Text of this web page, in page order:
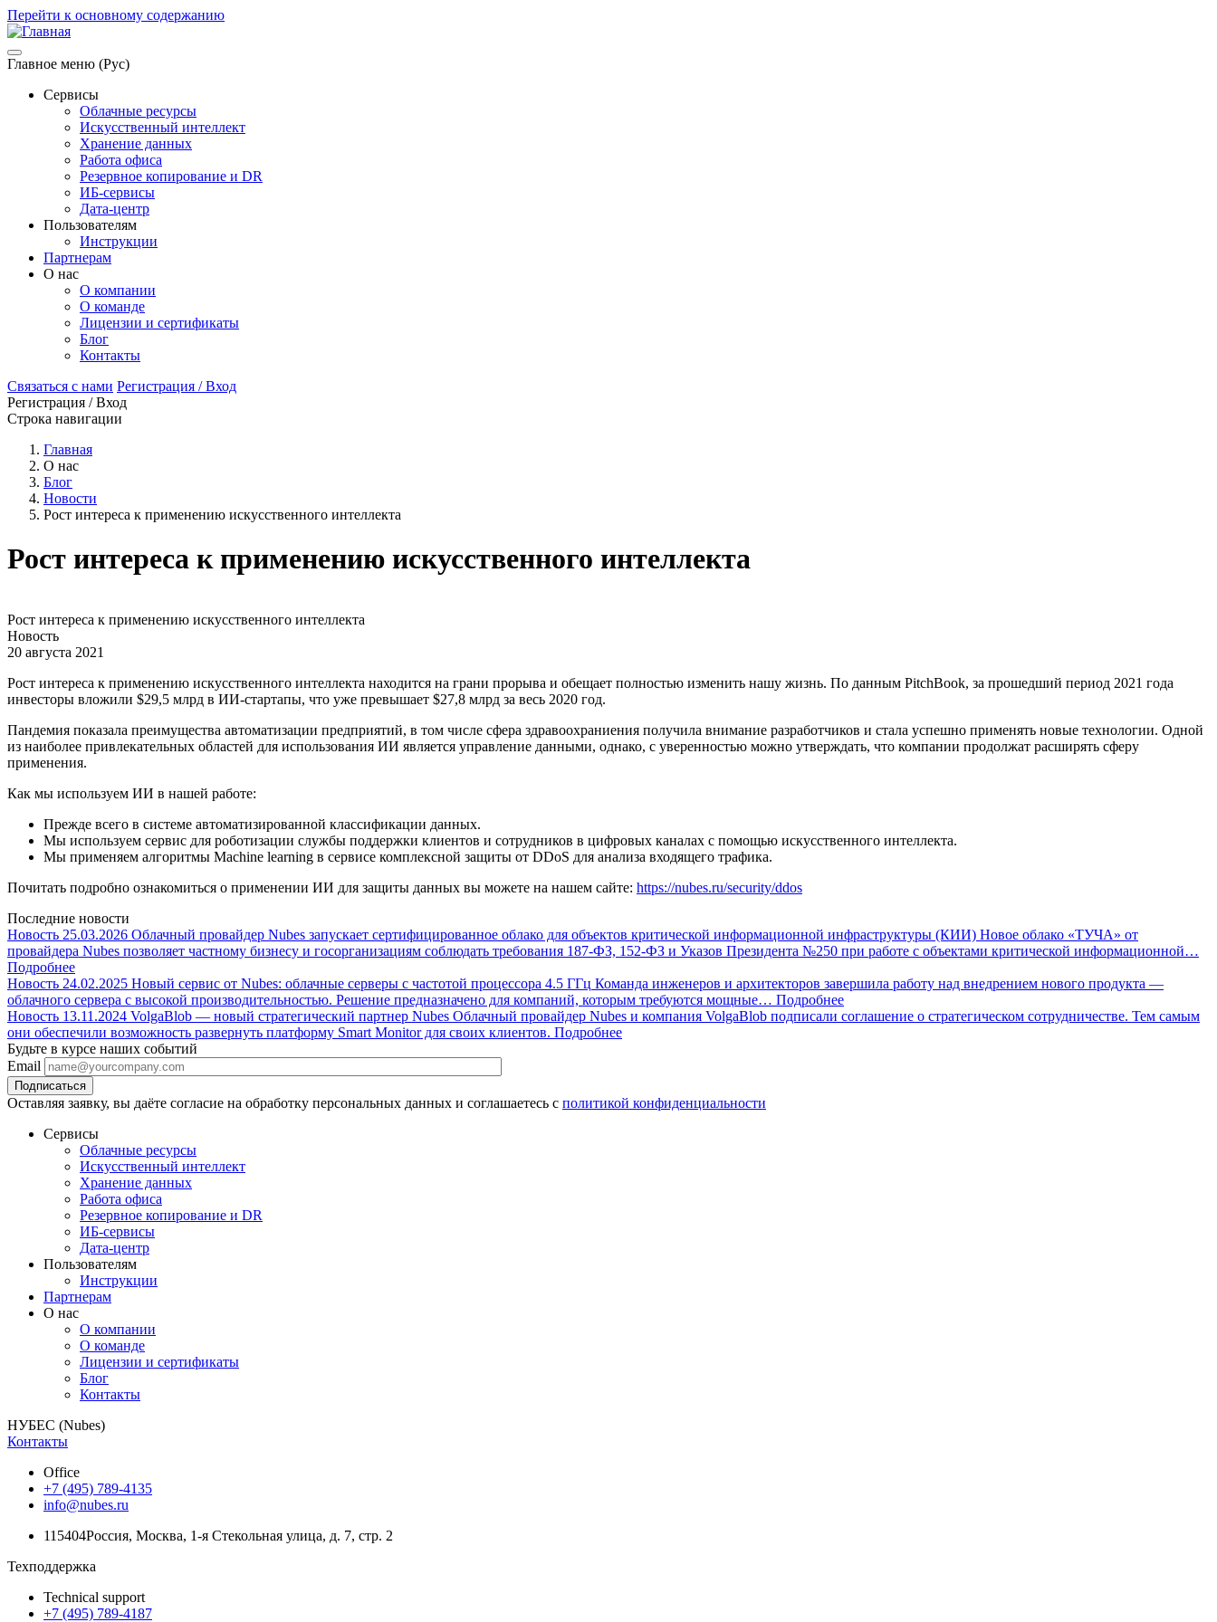
Перейти к основному содержанию
Главное меню (Рус)
Сервисы
Облачные ресурсы
Искусственный интеллект
Хранение данных
Работа офиса
Резервное копирование и DR
ИБ-сервисы
Дата-центр
Пользователям
Инструкции
Партнерам
О нас
О компании
О команде
Лицензии и сертификаты
Блог
Контакты
Связаться с нами Регистрация / Вход
Регистрация / Вход
Строка навигации
Главная
О нас
Блог
Новости
Рост интереса к применению искусственного интеллекта
Рост интереса к применению искусственного интеллекта
Рост интереса к применению искусственного интеллекта
Новость
20 августа 2021
Рост интереса к применению искусственного интеллекта находится на грани прорыва и обещает полностью изменить нашу жизнь. По данным PitchBook, за прошедший период 2021 года
инвесторы вложили $29,5 млрд в ИИ-стартапы, что уже превышает $27,8 млрд за весь 2020 год.
Пандемия показала преимущества автоматизации предприятий, в том числе сфера здравоохраниения получила внимание разработчиков и стала успешно применять новые технологии. Одной
из наиболее привлекательных областей для использования ИИ является управление данными, однако, с уверенностью можно утверждать, что компании продолжат расширять сферу
применения.
Как мы используем ИИ в нашей работе:
Прежде всего в системе автоматизированной классификации данных.
Мы используем сервис для роботизации службы поддержки клиентов и сотрудников в цифровых каналах с помощью искусственного интеллекта.
Мы применяем алгоритмы Machine learning в сервисе комплексной защиты от DDoS для анализа входящего трафика.
Почитать подробно ознакомиться о применении ИИ для защиты данных вы можете на нашем сайте: https://nubes.ru/security/ddos
Последние новости
Новость 25.03.2026 Облачный провайдер Nubes запускает сертифицированное облако для объектов критической информационной инфраструктуры (КИИ) Новое облако «ТУЧА» от
провайдера Nubes позволяет частному бизнесу и госорганизациям соблюдать требования 187-ФЗ, 152-ФЗ и Указов Президента №250 при работе с объектами критической информационной…
Подробнее
Новость 24.02.2025 Новый сервис от Nubes: облачные серверы с частотой процессора 4.5 ГГц Команда инженеров и архитекторов завершила работу над внедрением нового продукта —
облачного сервера с высокой производительностью. Решение предназначено для компаний, которым требуются мощные… Подробнее
Новость 13.11.2024 VolgaBlob — новый стратегический партнер Nubes Облачный провайдер Nubes и компания VolgaBlob подписали соглашение о стратегическом сотрудничестве. Тем самым
они обеспечили возможность развернуть платформу Smart Monitor для своих клиентов. Подробнее
Будьте в курсе наших событий
Email
Оставляя заявку, вы даёте согласие на обработку персональных данных и соглашаетесь с политикой конфиденциальности
Сервисы
Облачные ресурсы
Искусственный интеллект
Хранение данных
Работа офиса
Резервное копирование и DR
ИБ-сервисы
Дата-центр
Пользователям
Инструкции
Партнерам
О нас
О компании
О команде
Лицензии и сертификаты
Блог
Контакты
НУБЕС (Nubes)
Контакты
Office
+7 (495) 789-4135
info@nubes.ru
115404Россия, Москва, 1-я Стекольная улица, д. 7, стр. 2
Техподдержка
Technical support
+7 (495) 789-4187